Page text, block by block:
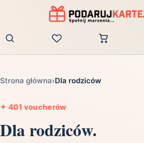
Strona główna›Dla rodziców
✦ 401 voucherów
Dla rodziców.